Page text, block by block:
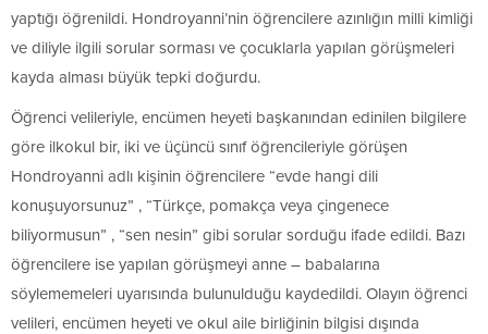
yaptığı öğrenildi. Hondroyanni’nin öğrencilere azınlığın milli kimliği
ve diliyle ilgili sorular sorması ve çocuklarla yapılan görüşmeleri
kayda alması büyük tepki doğurdu.
Öğrenci velileriyle, encümen heyeti başkanından edinilen bilgilere
göre ilkokul bir, iki ve üçüncü sınıf öğrencileriyle görüşen
Hondroyanni adlı kişinin öğrencilere “evde hangi dili
konuşuyorsunuz” , “Türkçe, pomakça veya çingenece
biliyormusun” , “sen nesin” gibi sorular sorduğu ifade edildi. Bazı
öğrencilere ise yapılan görüşmeyi anne – babalarına
söylememeleri uyarısında bulunulduğu kaydedildi. Olayın öğrenci
velileri, encümen heyeti ve okul aile birliğinin bilgisi dışında